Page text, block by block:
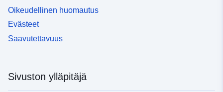
Oikeudellinen huomautus
Evästeet
Saavutettavuus
Sivuston ylläpitäjä